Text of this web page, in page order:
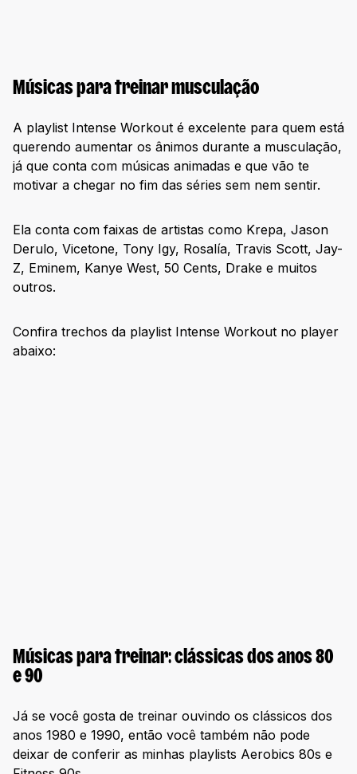
Músicas para treinar musculação
A playlist Intense Workout é excelente para quem está
querendo aumentar os ânimos durante a musculação,
já que conta com músicas animadas e que vão te
motivar a chegar no fim das séries sem nem sentir.
Ela conta com faixas de artistas como Krepa, Jason
Derulo, Vicetone, Tony Igy, Rosalía, Travis Scott, Jay-
Z, Eminem, Kanye West, 50 Cents, Drake e muitos
outros.
Confira trechos da playlist Intense Workout no player
abaixo:
Músicas para treinar: clássicas dos anos 80
e 90
Já se você gosta de treinar ouvindo os clássicos dos
anos 1980 e 1990, então você também não pode
deixar de conferir as minhas playlists Aerobics 80s e